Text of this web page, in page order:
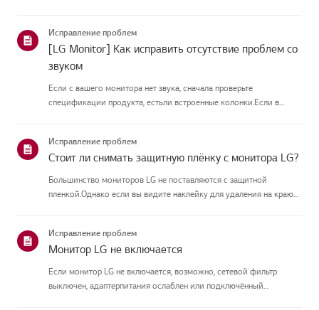
приложение для вашей ...
Исправление проблем
[LG Monitor] Как исправить отсутствие проблем со
звуком
Если с вашего монитора нет звука, сначала проверьте
спецификации продукта, естьли встроенные колонки.Если в
настройки зву...
Исправление проблем
Стоит ли снимать защитную плёнку с монитора LG?
Большинство мониторов LG не поставляются с защитной
пленкой.Однако если вы видите наклейку для удаления на краю
таких случая...
Исправление проблем
Монитор LG не включается
Если монитор LG не включается, возможно, сетевой фильтр
выключен, адаптерпитания ослаблен или подключённый